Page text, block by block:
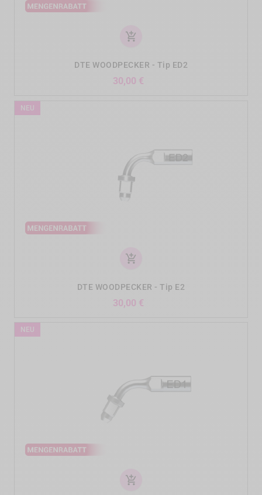
add_shopping_cart
DTE WOODPECKER - Tip ED2
30,00 €
add_shopping_cart
NEU
DTE WOODPECKER - Tip E2
30,00 €
add_shopping_cart
NEU